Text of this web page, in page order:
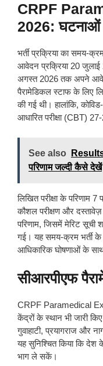
CRPF
2026:
भर्ती प्रक्रिया का समय-
आवेदन प्रक्रिया 20 जुलाई
अगस्त 2026 तक अपने
पैरामेडिकल स्टाफ के लिए
की गई थी। हालांकि,
आधारित परीक्षा (CBT)
See also
परिणाम जल्दी कैसे देखें
लिखित परीक्षा के परिणाम
कौशल परीक्षण और
परिणाम, जिसमें मेरिट सूची
गई। यह समय-क्रम भर्ती के
आधिकारिक घोषणाओं के
सीआरपीएफ
CRPF Paramedical
केंद्रों के स्थान भी जारी
गुवाहाटी, प्रयागराज और
यह सुनिश्चित किया कि देश के
भाग ले सकें।